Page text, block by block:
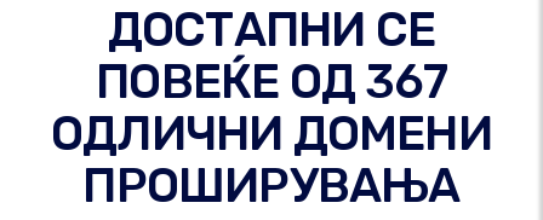
ДОСТАПНИ СЕ
ПОВЕЌЕ ОД 367
ОДЛИЧНИ ДОМЕНИ
ПРОШИРУВАЊА